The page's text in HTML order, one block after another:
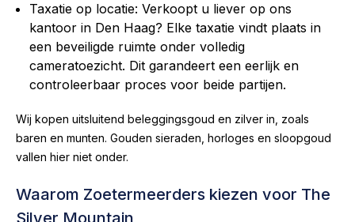
Taxatie op locatie: Verkoopt u liever op ons
kantoor in Den Haag? Elke taxatie vindt plaats in
een beveiligde ruimte onder volledig
cameratoezicht. Dit garandeert een eerlijk en
controleerbaar proces voor beide partijen.
Wij kopen uitsluitend beleggingsgoud en zilver in, zoals
baren en munten. Gouden sieraden, horloges en sloopgoud
vallen hier niet onder.
Waarom Zoetermeerders kiezen voor The